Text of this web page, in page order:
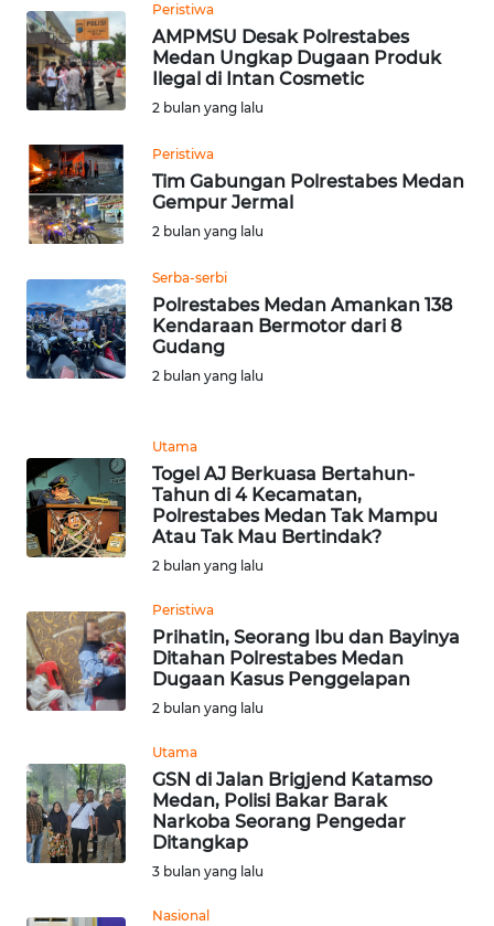
Peristiwa
AMPMSU Desak Polrestabes
Medan Ungkap Dugaan Produk
Ilegal di Intan Cosmetic
2 bulan yang lalu
Peristiwa
Tim Gabungan Polrestabes Medan
Gempur Jermal
2 bulan yang lalu
Serba-serbi
Polrestabes Medan Amankan 138
Kendaraan Bermotor dari 8
Gudang
2 bulan yang lalu
Utama
Togel AJ Berkuasa Bertahun-
Tahun di 4 Kecamatan,
Polrestabes Medan Tak Mampu
Atau Tak Mau Bertindak?
2 bulan yang lalu
Peristiwa
Prihatin, Seorang Ibu dan Bayinya
Ditahan Polrestabes Medan
Dugaan Kasus Penggelapan
2 bulan yang lalu
Utama
GSN di Jalan Brigjend Katamso
Medan, Polisi Bakar Barak
Narkoba Seorang Pengedar
Ditangkap
3 bulan yang lalu
Nasional
LABUHANBATU
WN
TAPANULI
WN DELI
SERDANG
TEBING
TINGGI
WN
KARAWANG
WN
BEKASI
WN
BOGOR
WN
WN
TAPANULI
UTARA